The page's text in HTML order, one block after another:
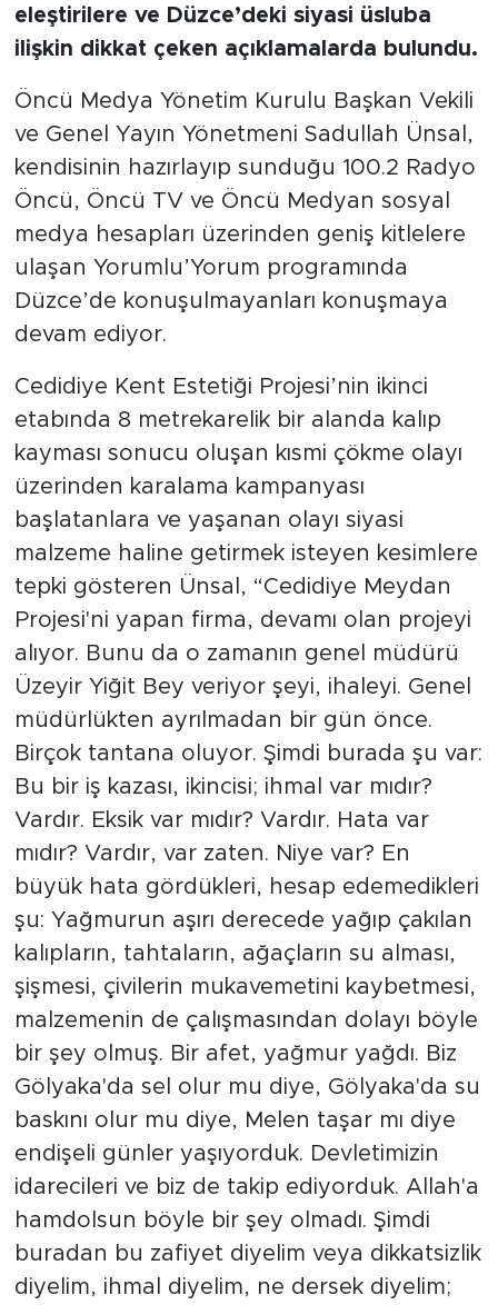
eleştirilere ve Düzce’deki siyasi üsluba
ilişkin dikkat çeken açıklamalarda bulundu.
Öncü Medya Yönetim Kurulu Başkan Vekili
ve Genel Yayın Yönetmeni Sadullah Ünsal,
kendisinin hazırlayıp sunduğu 100.2 Radyo
Öncü, Öncü TV ve Öncü Medyan sosyal
medya hesapları üzerinden geniş kitlelere
ulaşan Yorumlu’Yorum programında
Düzce’de konuşulmayanları konuşmaya
devam ediyor.
Cedidiye Kent Estetiği Projesi’nin ikinci
etabında 8 metrekarelik bir alanda kalıp
kayması sonucu oluşan kısmi çökme olayı
üzerinden karalama kampanyası
başlatanlara ve yaşanan olayı siyasi
malzeme haline getirmek isteyen kesimlere
tepki gösteren Ünsal, “Cedidiye Meydan
Projesi'ni yapan firma, devamı olan projeyi
alıyor. Bunu da o zamanın genel müdürü
Üzeyir Yiğit Bey veriyor şeyi, ihaleyi. Genel
müdürlükten ayrılmadan bir gün önce.
Birçok tantana oluyor. Şimdi burada şu var:
Bu bir iş kazası, ikincisi; ihmal var mıdır?
Vardır. Eksik var mıdır? Vardır. Hata var
mıdır? Vardır, var zaten. Niye var? En
büyük hata gördükleri, hesap edemedikleri
şu: Yağmurun aşırı derecede yağıp çakılan
kalıpların, tahtaların, ağaçların su alması,
şişmesi, çivilerin mukavemetini kaybetmesi,
malzemenin de çalışmasından dolayı böyle
bir şey olmuş. Bir afet, yağmur yağdı. Biz
Gölyaka'da sel olur mu diye, Gölyaka'da su
baskını olur mu diye, Melen taşar mı diye
endişeli günler yaşıyorduk. Devletimizin
idarecileri ve biz de takip ediyorduk. Allah'a
hamdolsun böyle bir şey olmadı. Şimdi
buradan bu zafiyet diyelim veya dikkatsizlik
diyelim, ihmal diyelim, ne dersek diyelim;